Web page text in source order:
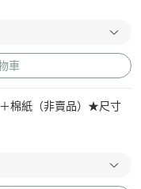
車
棉紙（非賣品）★尺寸